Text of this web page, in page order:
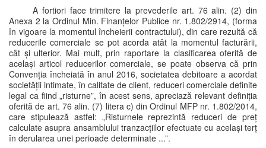
A fortiori face trimitere la prevederile art. 76 alin. (2) din
Anexa 2 la Ordinul Min. Finanțelor Publice nr. 1.802/2914, (forma
în vigoare la momentul încheierii contractului), din care rezultă că
reducerile comerciale se pot acorda atât la momentul facturării,
cât și ulterior. Mai mult, prin raportare la clasificarea oferită de
același articol reducerilor comerciale, se poate observa că prin
Convenția încheiată în anul 2016, societatea debitoare a acordat
societății intimate, în calitate de client, reduceri comerciale definite
legal ca fiind „risturne”, în acest sens, apreciază relevant definiția
oferită de art. 76 alin. (7) litera c) din Ordinul MFP nr. 1.802/2014,
care stipulează astfel: „Risturnele reprezintă reduceri de preț
calculate asupra ansamblului tranzacțiilor efectuate cu același terț
în derularea unei perioade determinate ...”.